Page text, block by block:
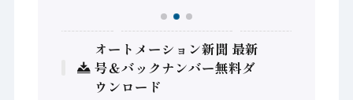
オートメーション新聞 最新
号＆バックナンバー無料ダ
ウンロード